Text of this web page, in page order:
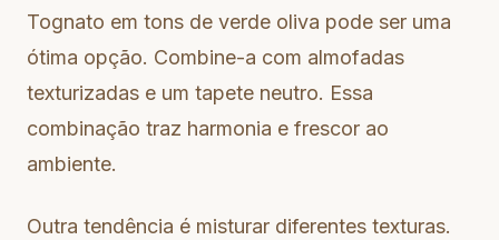
Tognato em tons de verde oliva pode ser uma
ótima opção. Combine-a com almofadas
texturizadas e um tapete neutro. Essa
combinação traz harmonia e frescor ao
ambiente.
Outra tendência é misturar diferentes texturas.